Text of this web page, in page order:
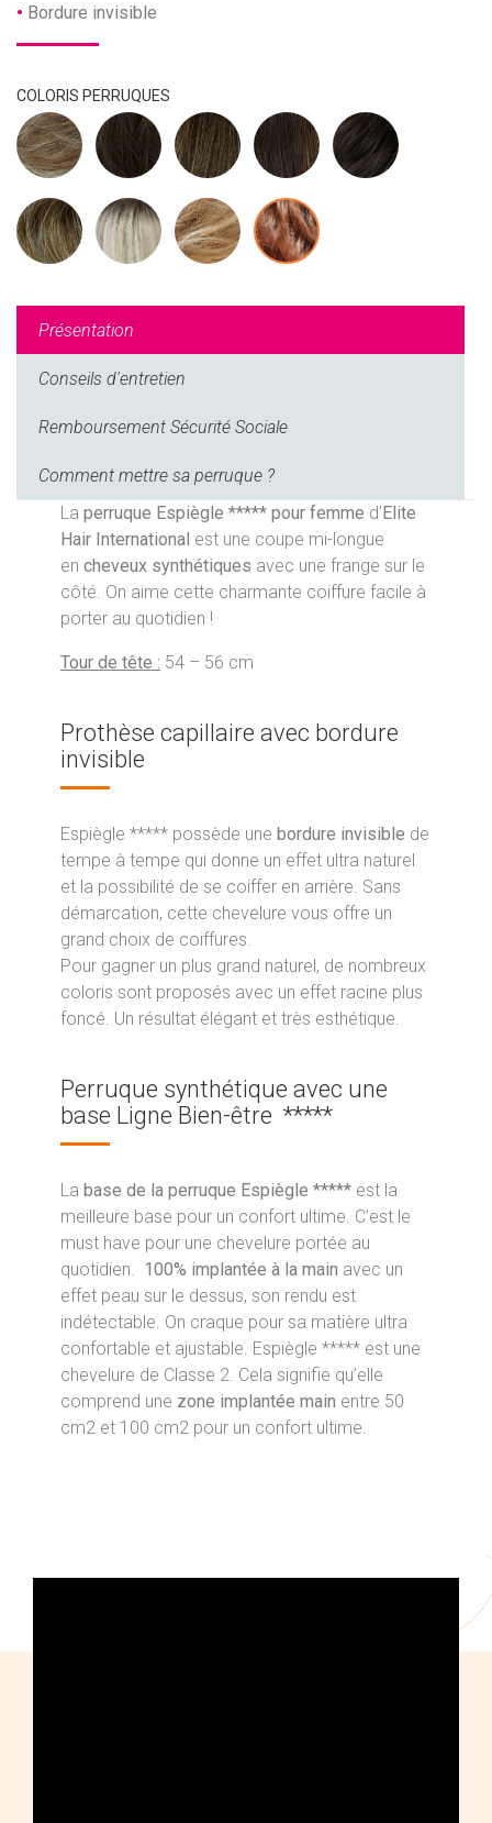
Bordure invisible
COLORIS PERRUQUES
Présentation
Conseils d'entretien
Remboursement Sécurité Sociale
Comment mettre sa perruque ?
La perruque Espiègle ***** pour femme d’Elite
Hair International est une coupe mi-longue
en cheveux synthétiques avec une frange sur le
côté. On aime cette charmante coiffure facile à
porter au quotidien !
Tour de tête : 54 – 56 cm
Prothèse capillaire avec bordure
invisible
Espiègle ***** possède une bordure invisible de
tempe à tempe qui donne un effet ultra naturel
et la possibilité de se coiffer en arrière. Sans
démarcation, cette chevelure vous offre un
grand choix de coiffures.
Pour gagner un plus grand naturel, de nombreux
coloris sont proposés avec un effet racine plus
foncé. Un résultat élégant et très esthétique.
Perruque synthétique avec une
base Ligne Bien-être *****
La base de la perruque Espiègle ***** est la
meilleure base pour un confort ultime. C’est le
must have pour une chevelure portée au
quotidien.
100% implantée à la main avec un
effet peau sur le dessus, son rendu est
indétectable. On craque pour sa matière ultra
confortable et ajustable. Espiègle ***** est une
chevelure de Classe 2. Cela signifie qu’elle
comprend une zone implantée main entre 50
cm2 et 100 cm2 pour un confort ultime.